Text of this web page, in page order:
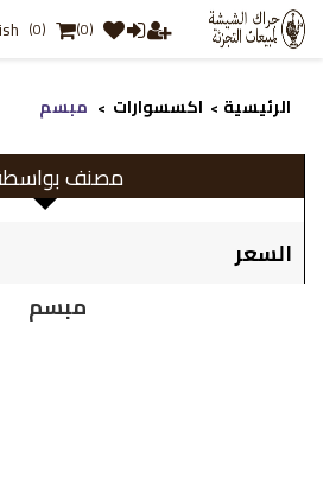
(0)
(0)
الرئيسية > اكسسوارات > مبسم
مصنف
السعر
مبسم